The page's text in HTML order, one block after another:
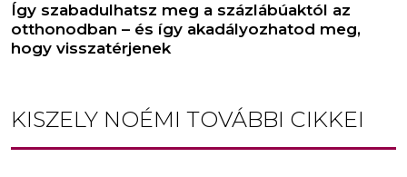
Így szabadulhatsz meg a százlábúaktól az
otthonodban – és így akadályozhatod meg,
hogy visszatérjenek
KISZELY NOÉMI TOVÁBBI CIKKEI